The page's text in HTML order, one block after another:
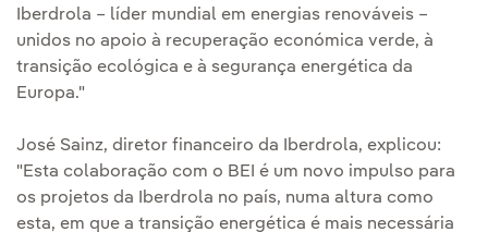
Iberdrola – líder mundial em energias renováveis –
unidos no apoio à recuperação económica verde, à
transição ecológica e à segurança energética da
Europa."
José Sainz, diretor financeiro da Iberdrola, explicou:
"Esta colaboração com o BEI é um novo impulso para
os projetos da Iberdrola no país, numa altura como
esta, em que a transição energética é mais necessária